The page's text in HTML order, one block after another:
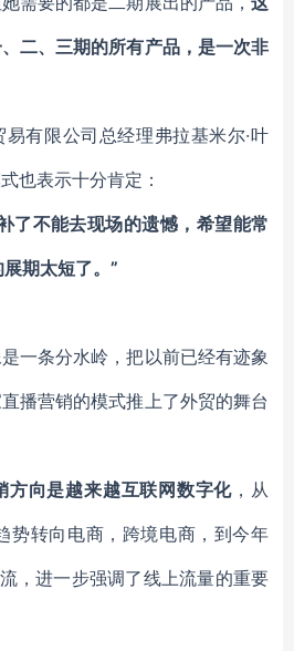
二、三期的所有产品，是一次非
有限公司总经理弗拉基米尔·叶
也表示十分肯定：
了不能去现场的遗憾，希望能常
期太短了。”
一条分水岭，把以前已经有迹象
播营销的模式推上了外贸的舞台
方向是越来越互联网数字化 ，从
势转向电商，跨境电商，到今年
，进一步强调了线上流量的重要